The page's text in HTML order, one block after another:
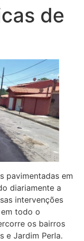
de
pavimentadas em
diariamente a
intervenções
todo o
os bairros
e Jardim Perla.